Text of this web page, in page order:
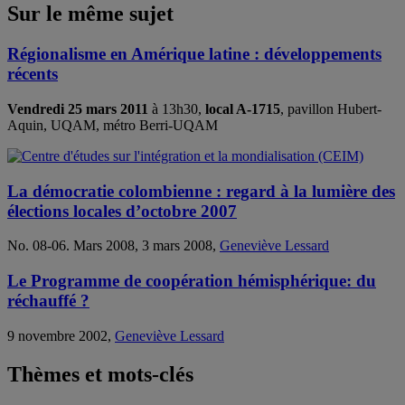
Sur le même sujet
Régionalisme en Amérique latine : développements
récents
Vendredi 25 mars 2011 à 13h30, local A-1715, pavillon Hubert-
Aquin, UQAM, métro Berri-UQAM
La démocratie colombienne : regard à la lumière des
élections locales d’octobre 2007
No. 08-06. Mars 2008, 3 mars 2008, Geneviève Lessard
Le Programme de coopération hémisphérique: du
réchauffé ?
9 novembre 2002, Geneviève Lessard
Thèmes et mots-clés